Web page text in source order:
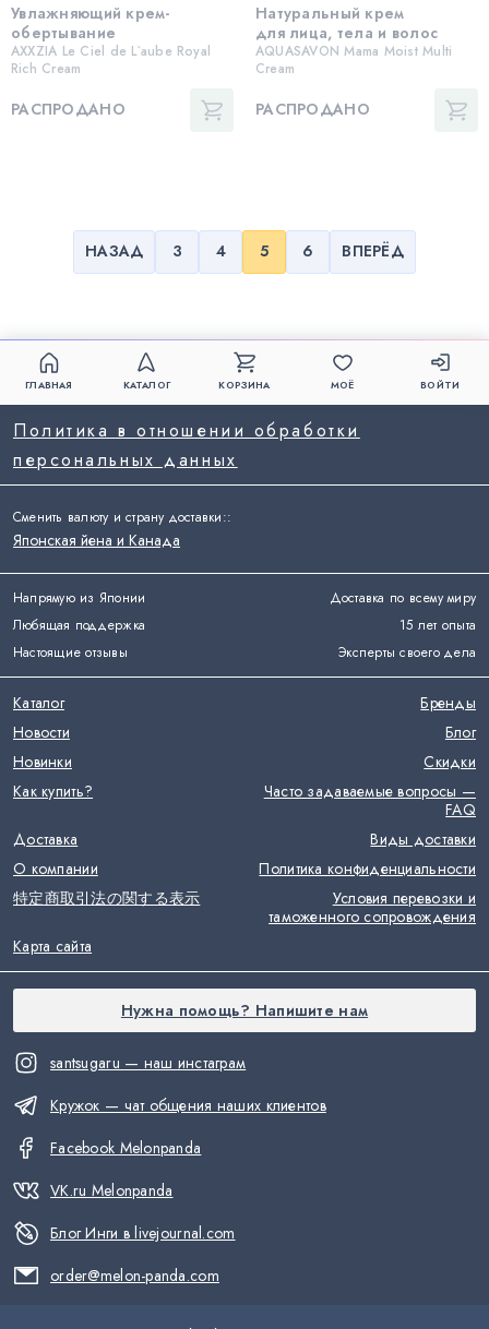
Увлажняющий крем-
обертывание
AXXZIA Le Ciel de L`aube Royal
Rich Cream
РАСПРОДАНО
Натуральный крем
для лица, тела и волос
AQUASAVON Mama Moist Multi
Cream
РАСПРОДАНО
НАЗАД 3 4 5 6 ВПЕРЁД
ГЛАВНАЯ КАТАЛОГ КОРЗИНА МОЁ ВОЙТИ
Напрямую из Японии
Доставка по всему миру
Любящая поддержка
15 лет опыта
Настоящие отзывы
Эксперты своего дела
santsugaru — наш инстаграм
Кружок — чат общения наших клиентов
Facebook Melonpanda
VK.ru Melonpanda
Блог Инги в livejournal.com
order@melon-panda.com
Политика в отношении обработки
персональных данных
Каталог
Бренды
Новости
Блог
Новинки
Скидки
Как купить?
Часто задаваемые вопросы —
FAQ
Доставка
Виды доставки
О компании
Политика конфиденциальности
特定商取引法の関する表示
Условия перевозки и
таможенного сопровождения
Карта сайта
Сменить валюту и страну доставки::
Японская йена и Канада
Нужна помощь? Напишите нам